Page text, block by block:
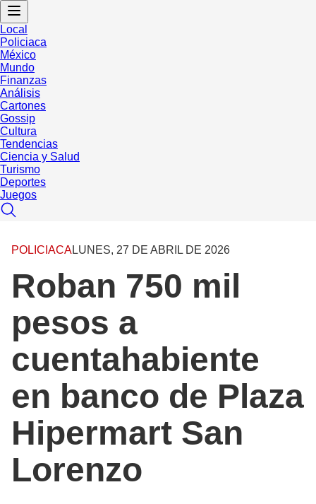
Local
Policiaca
México
Mundo
Finanzas
Análisis
Cartones
Gossip
Cultura
Tendencias
Ciencia y Salud
Turismo
Deportes
Juegos
POLICIACALUNES, 27 DE ABRIL DE 2026
Roban 750 mil
pesos a
cuentahabiente
en banco de Plaza
Hipermart San
Lorenzo